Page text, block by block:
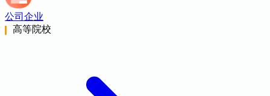
公司企业
高等院校